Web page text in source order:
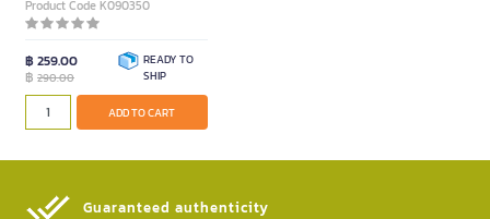
Product Code K090350
฿ 259.00
฿ 290.00
READY TO
SHIP
ADD TO CART
Guaranteed authenticity​